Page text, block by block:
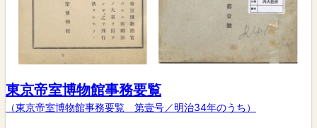
東京帝室博物館事務要覧
（東京帝室博物館事務要覧 第壹号／明治34年のうち）